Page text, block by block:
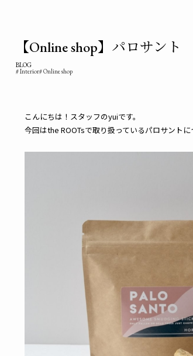
【Online shop】パロサント
BLOG
Interior Online shop
こんにちは！スタッフのyuiです。
今回はthe ROOTsで取り扱っているパロサントに